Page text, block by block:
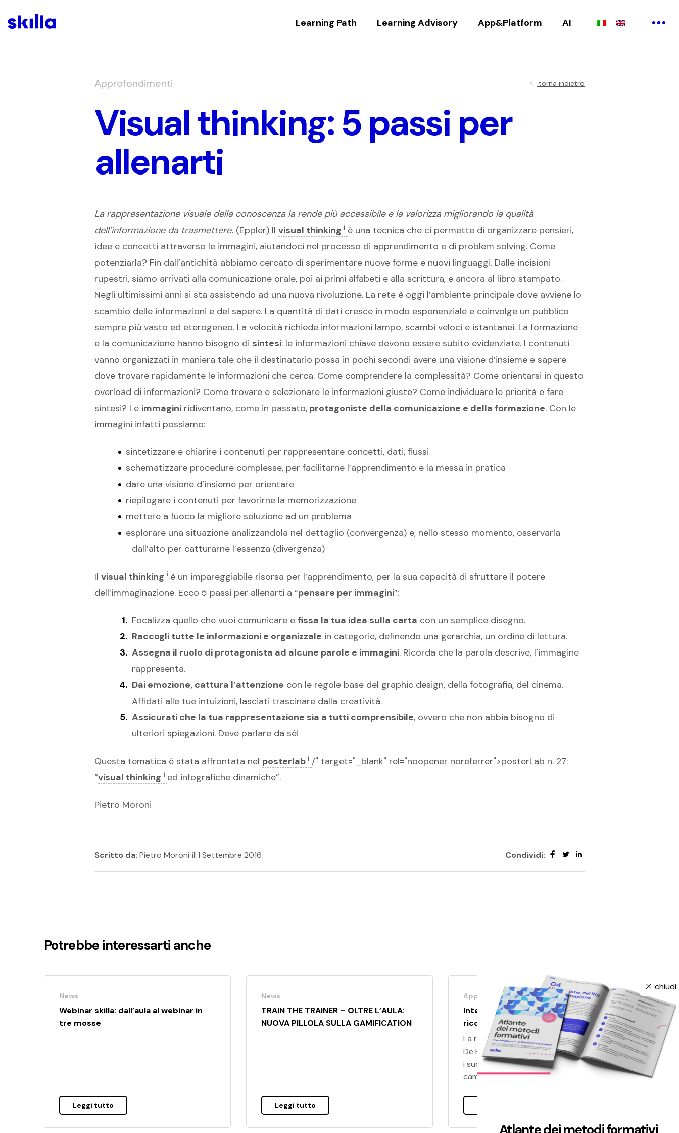
Learning Path Learning Advisory App&Platform AI
Approfondimenti torna indietro
Visual thinking: 5 passi per
allenarti
La rappresentazione visuale della conoscenza la rende più accessibile e la valorizza migliorando la qualità
dell’informazione da trasmettere. (Eppler) Il visual thinking i è una tecnica che ci permette di organizzare pensieri,
idee e concetti attraverso le immagini, aiutandoci nel processo di apprendimento e di problem solving. Come
potenziarla? Fin dall’antichità abbiamo cercato di sperimentare nuove forme e nuovi linguaggi. Dalle incisioni
rupestri, siamo arrivati alla comunicazione orale, poi ai primi alfabeti e alla scrittura, e ancora al libro stampato.
Negli ultimissimi anni si sta assistendo ad una nuova rivoluzione. La rete è oggi l’ambiente principale dove avviene lo
scambio delle informazioni e del sapere. La quantità di dati cresce in modo esponenziale e coinvolge un pubblico
sempre più vasto ed eterogeneo. La velocità richiede informazioni lampo, scambi veloci e istantanei. La formazione
e la comunicazione hanno bisogno di sintesi: le informazioni chiave devono essere subito evidenziate. I contenuti
vanno organizzati in maniera tale che il destinatario possa in pochi secondi avere una visione d’insieme e sapere
dove trovare rapidamente le informazioni che cerca. Come comprendere la complessità? Come orientarsi in questo
overload di informazioni? Come trovare e selezionare le informazioni giuste? Come individuare le priorità e fare
sintesi? Le immagini ridiventano, come in passato, protagoniste della comunicazione e della formazione. Con le
immagini infatti possiamo:
sintetizzare e chiarire i contenuti per rappresentare concetti, dati, flussi
schematizzare procedure complesse, per facilitarne l’apprendimento e la messa in pratica
dare una visione d’insieme per orientare
riepilogare i contenuti per favorirne la memorizzazione
mettere a fuoco la migliore soluzione ad un problema
esplorare una situazione analizzandola nel dettaglio (convergenza) e, nello stesso momento, osservarla
dall’alto per catturarne l’essenza (divergenza)
Il visual thinking i è un impareggiabile risorsa per l’apprendimento, per la sua capacità di sfruttare il potere
dell’immaginazione. Ecco 5 passi per allenarti a “pensare per immagini”:
Focalizza quello che vuoi comunicare e fissa la tua idea sulla carta con un semplice disegno.
Raccogli tutte le informazioni e organizzale in categorie, definendo una gerarchia, un ordine di lettura.
Assegna il ruolo di protagonista ad alcune parole e immagini. Ricorda che la parola descrive, l’immagine
rappresenta.
Dai emozione, cattura l’attenzione con le regole base del graphic design, della fotografia, del cinema.
Affidati alle tue intuizioni, lasciati trascinare dalla creatività.
Assicurati che la tua rappresentazione sia a tutti comprensibile, ovvero che non abbia bisogno di
ulteriori spiegazioni. Deve parlare da sé!
Questa tematica è stata affrontata nel posterlab i /" target="_blank" rel="noopener noreferrer">posterLab n. 27:
“visual thinking i ed infografiche dinamiche”.
Pietro Moroni
Scritto da: Pietro Moroni il1 Settembre 2016 Condividi:
Potrebbe interessarti anche
News
Webinar skilla: dall’aula al webinar in
tre mosse
Leggi tutto
News
TRAIN THE TRAINER – OLTRE L’AULA:
NUOVA PILLOLA SULLA GAMIFICATION
Leggi tutto
Approfondimenti
Intervista al signor De Bias:
riconoscere i bias cognitivi
La rocambolesca storia di come il signor
De Bias ha riconosciuto
i suoi bias cognitivi e ha deciso di
cambiare.
chiudi